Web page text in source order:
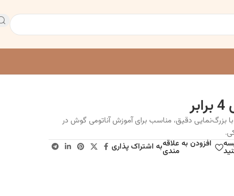
گوش 4 برابر با بزرگ‌نمایی دقیق، مناسب برای آموزش آناتومی گوش در
افزودن به علاقه
مندیبه اشتراک پذاری